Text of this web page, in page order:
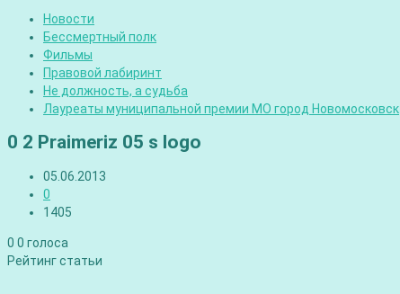
Новости
Бессмертный полк
Фильмы
Правовой лабиринт
Не должность, а судьба
Лауреаты муниципальной премии МО город Новомосковск
0 2 Praimeriz 05 s logo
05.06.2013
0
1405
0 0 голоса
Рейтинг статьи